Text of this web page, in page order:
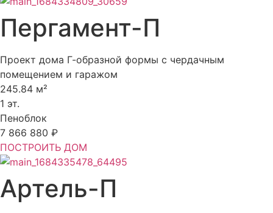
Пергамент-П
Проект дома Г-образной формы с чердачным
помещением и гаражом
245.84 м²
1 эт.
Пеноблок
7 866 880 ₽
ПОСТРОИТЬ ДОМ
Артель-П